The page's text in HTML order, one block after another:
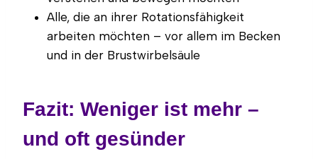
Alle, die an ihrer Rotationsfähigkeit
arbeiten möchten – vor allem im Becken
und in der Brustwirbelsäule
Fazit: Weniger ist mehr –
und oft gesünder